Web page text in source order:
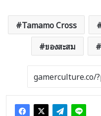
Tamamo Cross
ของสะสม